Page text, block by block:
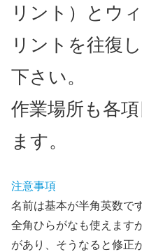
リント）とウ
リントを往復
下さい。
作業場所も各
ます。
注意事項
名前は基本が半角英数です
全角ひらがなも使えます
があり、そうなると修正